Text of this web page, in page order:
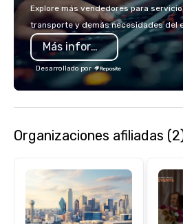
Explore más vendedores para
transporte y demás necesidades del
Más información
Desarrollado por
Organizaciones afiliadas